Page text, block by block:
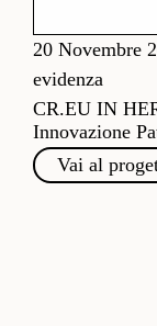
20 Novembre
evidenza
CR.EU IN
Innovazione
Vai al